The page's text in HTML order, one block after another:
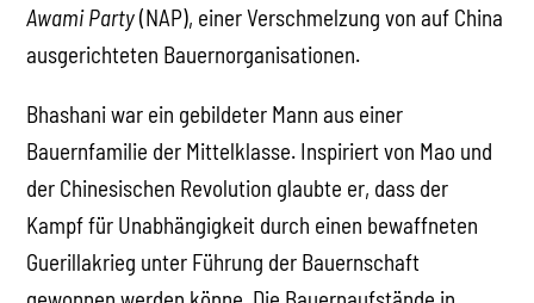
Awami Party(NAP), einer Verschmelzung von auf China
ausgerichteten Bauernorganisationen.
Bhashani war ein gebildeter Mann aus einer
Bauernfamilie der Mittelklasse. Inspiriert von Mao und
der Chinesischen Revolution glaubte er, dass der
Kampf für Unabhängigkeit durch einen bewaffneten
Guerillakrieg unter Führung der Bauernschaft